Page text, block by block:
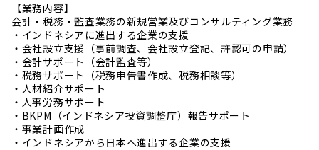
【業務内容】
会計・税務・監査業務の新規営業及びコンサルティング業務
・インドネシアに進出する企業の支援
・会社設立支援（事前調査、会社設立登記、許認可の申請）
・会計サポート（会計監査等）
・税務サポート（税務申告書作成、税務相談等）
・人材紹介サポート
・人事労務サポート
・BKPM（インドネシア投資調整庁）報告サポート
・事業計画作成
・インドネシアから日本へ進出する企業の支援